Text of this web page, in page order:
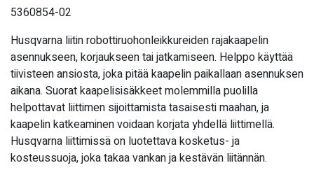
5360854-02
Husqvarna liitin robottiruohonleikkureiden rajakaapelin
asennukseen, korjaukseen tai jatkamiseen. Helppo käyttää
tiivisteen ansiosta, joka pitää kaapelin paikallaan asennuksen
aikana. Suorat kaapelisisäkkeet molemmilla puolilla
helpottavat liittimen sijoittamista tasaisesti maahan, ja
kaapelin katkeaminen voidaan korjata yhdellä liittimellä.
Husqvarna liittimissä on luotettava kosketus- ja
kosteussuoja, joka takaa vankan ja kestävän liitännän.